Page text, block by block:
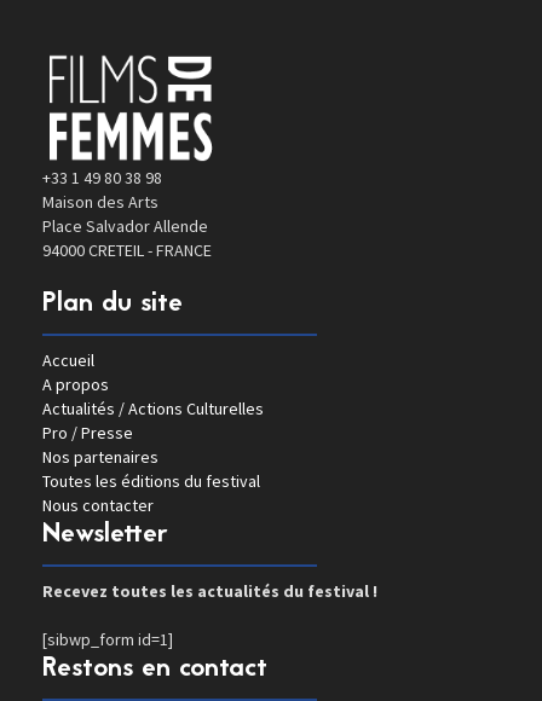
+33 1 49 80 38 98
Maison des Arts
Place Salvador Allende
94000 CRETEIL - FRANCE
Plan du site
Accueil
A propos
Actualités / Actions Culturelles
Pro / Presse
Nos partenaires
Toutes les éditions du festival
Nous contacter
Newsletter
Recevez toutes les actualités du festival !
[sibwp_form id=1]
Restons en contact